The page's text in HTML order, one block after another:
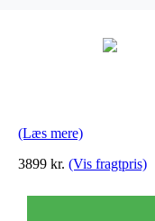
(Læs mere)
3899 kr. (Vis fragtpris)